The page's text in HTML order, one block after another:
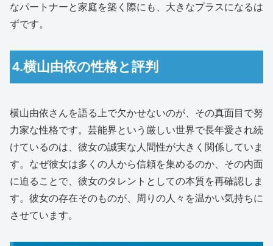
なパートナーと家庭を築く際にも、大きなプラスになるは
ずです。
4.横山由依の性格と評判
横山由依さんを語る上で欠かせないのが、その真面目で努
力家な性格です。芸能界という厳しい世界で長年愛され続
けているのは、彼女の誠実な人間性が大きく関係していま
す。なぜ彼女は多くの人から信頼を集めるのか、その内面
に迫ることで、彼女のタレントとしての本質を再確認しま
す。彼女の存在そのものが、周りの人々を温かい気持ちに
させています。